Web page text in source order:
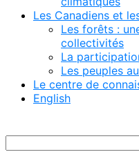
Les Canadiens et
Les forêts :
collectivités
La
Les peuples
Le centre de
English